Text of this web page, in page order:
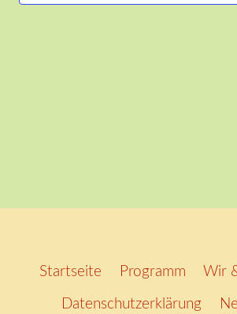
Startseite Programm Wir
Datenschutzerklärung